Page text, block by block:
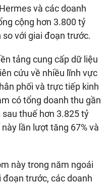
và các doanh
cộng hơn 3.800 tỷ
với giai đoạn trước.
tảng cung cấp dữ liệu
cứu về nhiều lĩnh vực
phối và trực tiếp kinh
có tổng doanh thu gần
thuế hơn 3.825 tỷ
lần lượt tăng 67% và
này trong năm ngoái
trước, các doanh